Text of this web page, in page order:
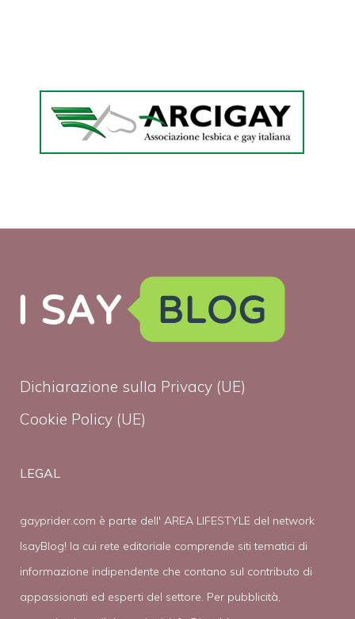
Dichiarazione sulla Privacy (UE)
Cookie Policy (UE)
LEGAL
gayprider.com è parte dell' AREA LIFESTYLE del network
IsayBlog! la cui rete editoriale comprende siti tematici di
informazione indipendente che contano sul contributo di
appassionati ed esperti del settore. Per pubblicità,